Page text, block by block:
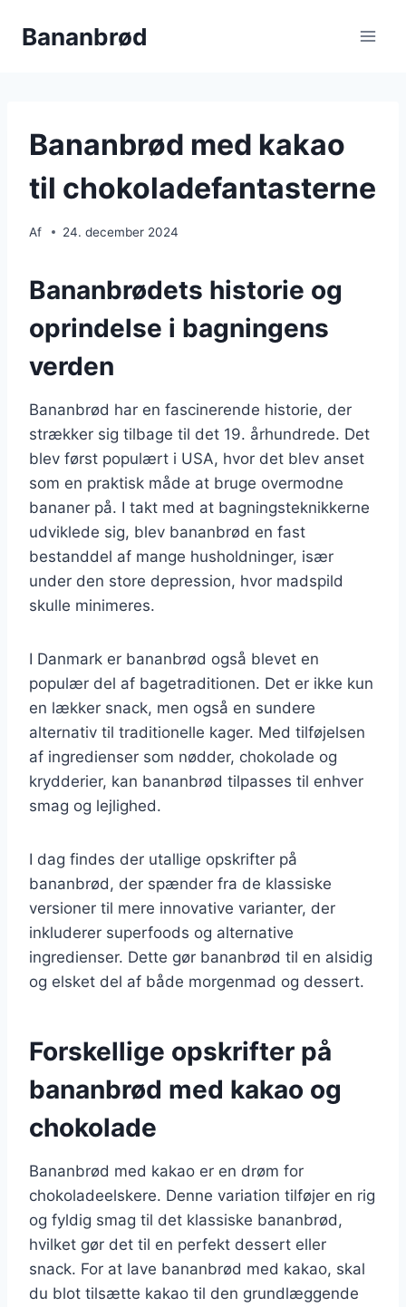
Bananbrød
Bananbrød med kakao
til chokoladefantasterne
Af 24. december 2024
Bananbrødets historie og
oprindelse i bagningens
verden
Bananbrød har en fascinerende historie, der
strækker sig tilbage til det 19. århundrede. Det
blev først populært i USA, hvor det blev anset
som en praktisk måde at bruge overmodne
bananer på. I takt med at bagningsteknikkerne
udviklede sig, blev bananbrød en fast
bestanddel af mange husholdninger, især
under den store depression, hvor madspild
skulle minimeres.
I Danmark er bananbrød også blevet en
populær del af bagetraditionen. Det er ikke kun
en lækker snack, men også en sundere
alternativ til traditionelle kager. Med tilføjelsen
af ingredienser som nødder, chokolade og
krydderier, kan bananbrød tilpasses til enhver
smag og lejlighed.
I dag findes der utallige opskrifter på
bananbrød, der spænder fra de klassiske
versioner til mere innovative varianter, der
inkluderer superfoods og alternative
ingredienser. Dette gør bananbrød til en alsidig
og elsket del af både morgenmad og dessert.
Forskellige opskrifter på
bananbrød med kakao og
chokolade
Bananbrød med kakao er en drøm for
chokoladeelskere. Denne variation tilføjer en rig
og fyldig smag til det klassiske bananbrød,
hvilket gør det til en perfekt dessert eller
snack. For at lave bananbrød med kakao, skal
du blot tilsætte kakao til den grundlæggende